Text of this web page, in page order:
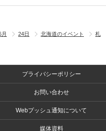
24日 北海道のイベント
札
プライバシーポリシー
お問い合わせ
Webプッシュ通知について
媒体資料